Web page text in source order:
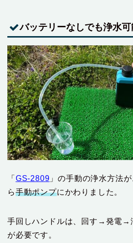
バッテリーなしでも浄水可
「 GS-2809 」の手動の浄水方法
ら手動ポンプにかわりました。
手回しハンドルは、回す→発電→
が必要です。